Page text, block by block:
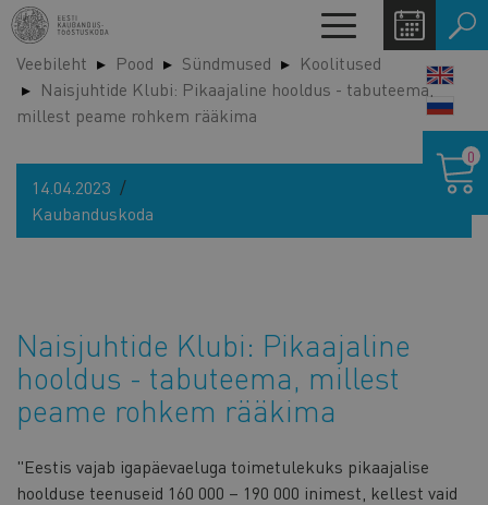
Liigu
edasi
põhisisu
juurde
Toggle
navigation
Veebileht Pood Sündmused
Koolitused
Naisjuhtide Klubi: Pikaajaline hooldus - tabuteema,
millest peame rohkem rääkima
14.04.2023
Kaubanduskoda
Naisjuhtide Klubi: Pikaajaline
hooldus - tabuteema, millest
peame rohkem rääkima
"Eestis vajab igapäevaeluga toimetulekuks pikaajalise
hoolduse teenuseid 160 000 – 190 000 inimest, kellest vaid
0